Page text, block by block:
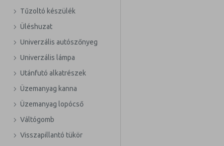
Tűzoltó készülék
Üléshuzat
Univerzális autószőnyeg
Univerzális lámpa
Utánfutó alkatrészek
Üzemanyag kanna
Üzemanyag lopócső
Váltógomb
Visszapillantó tükör